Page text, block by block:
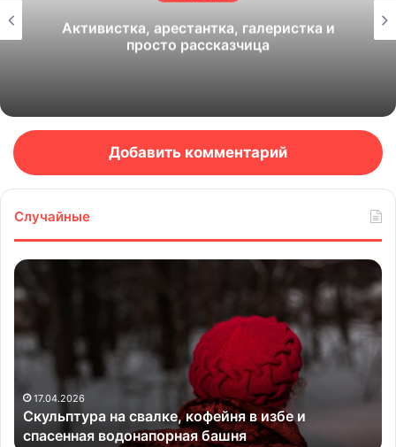
Активистка, арестантка, галеристка и
просто рассказчица
Добавить комментарий
Случайные
Скульптура
на
свалке,
кофейня
в
избе
спасенная
водонапорная
башня
17.04.2026
Скульптура на свалке, кофейня в избе и
спасенная водонапорная башня
в